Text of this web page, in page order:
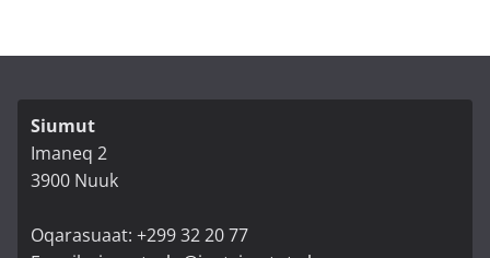
Siumut
Imaneq 2
3900 Nuuk
Oqarasuaat: +299 32 20 77